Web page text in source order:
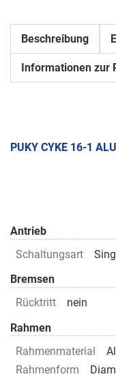
Beschreibung
Informationen zur
PUKY CYKE 16-1
Antrieb
Schaltungsart
Bremsen
Rücktritt
nein
Rahmen
Rahmenmaterial
Rahmenform